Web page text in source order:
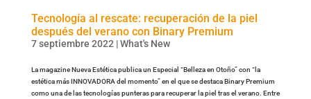
Tecnología al rescate: recuperación de la piel
después del verano con Binary Premium
7 septiembre 2022 |What's New
La magazine Nueva Estética publica un Especial “Belleza en Otoño” con “la
estética más INNOVADORA del momento” en el que se destaca Binary Premium
como una de las tecnologías punteras para recuperar la piel tras el verano. Entre